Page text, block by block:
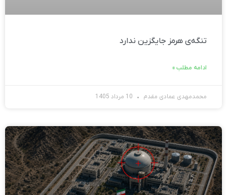
تنگه‌ی هرمز جایگزین ندارد
ادامه مطلب »
محمدمهدی عمادی مقدم